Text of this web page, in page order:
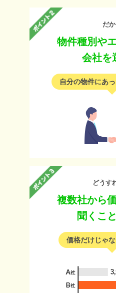
だ
物件種別や
会社を
自分の物件にあ
どうす
複数社から
聞くこ
価格だけじゃ